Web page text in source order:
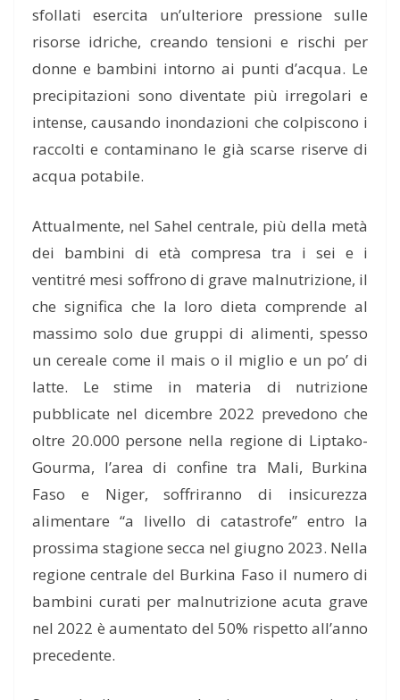
sfollati esercita un’ulteriore pressione sulle
risorse idriche, creando tensioni e rischi per
donne e bambini intorno ai punti d’acqua. Le
precipitazioni sono diventate più irregolari e
intense, causando inondazioni che colpiscono i
raccolti e contaminano le già scarse riserve di
acqua potabile.
Attualmente, nel Sahel centrale, più della metà
dei bambini di età compresa tra i sei e i
ventitré mesi soffrono di grave malnutrizione, il
che significa che la loro dieta comprende al
massimo solo due gruppi di alimenti, spesso
un cereale come il mais o il miglio e un po’ di
latte. Le stime in materia di nutrizione
pubblicate nel dicembre 2022 prevedono che
oltre 20.000 persone nella regione di Liptako-
Gourma, l’area di confine tra Mali, Burkina
Faso e Niger, soffriranno di insicurezza
alimentare “a livello di catastrofe” entro la
prossima stagione secca nel giugno 2023. Nella
regione centrale del Burkina Faso il numero di
bambini curati per malnutrizione acuta grave
nel 2022 è aumentato del 50% rispetto all’anno
precedente.